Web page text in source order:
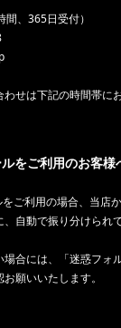
間、365日受付）
せは下記の時間帯に
をご利用のお客様
ご利用の場合、当店
自動で振り分けられ
合には、「迷惑フォ
願いいたします。